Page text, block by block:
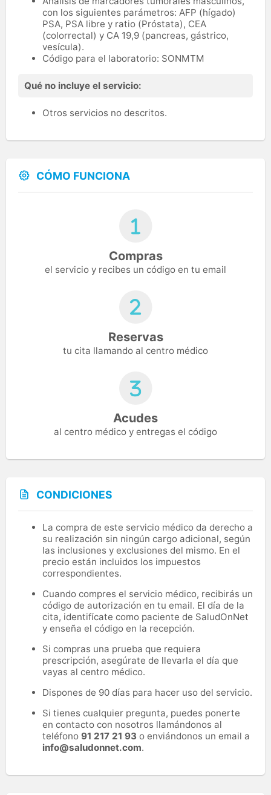
con los siguientes parámetros: AFP (hígado)
PSA, PSA libre y ratio (Próstata), CEA
(colorrectal) y CA 19,9 (pancreas, gástrico,
vesícula).
Código para el laboratorio: SONMTM
Qué no incluye el servicio:
Otros servicios no descritos.
CÓMO FUNCIONA
Compras
el servicio y recibes un código en tu email
Reservas
tu cita llamando al centro médico
Acudes
al centro médico y entregas el código
CONDICIONES
La compra de este servicio médico da derecho a
su realización sin ningún cargo adicional, según
las inclusiones y exclusiones del mismo. En el
precio están incluidos los impuestos
correspondientes.
Cuando compres el servicio médico, recibirás un
código de autorización en tu email. El día de la
cita, identifícate como paciente de SaludOnNet
y enseña el código en la recepción.
Si compras una prueba que requiera
prescripción, asegúrate de llevarla el día que
vayas al centro médico.
Dispones de 90 días para hacer uso del servicio.
Si tienes cualquier pregunta, puedes ponerte
en contacto con nosotros llamándonos al
teléfono 91 217 21 93 o enviándonos un email a
info@saludonnet.com.